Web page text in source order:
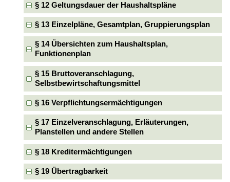
§ 12 Geltungsdauer der Haushaltspläne
§ 13 Einzelpläne, Gesamtplan, Gruppierungsplan
§ 14 Übersichten zum Haushaltsplan,
Funktionenplan
§ 15 Bruttoveranschlagung,
Selbstbewirtschaftungsmittel
§ 16 Verpflichtungsermächtigungen
§ 17 Einzelveranschlagung, Erläuterungen,
Planstellen und andere Stellen
§ 18 Kreditermächtigungen
§ 19 Übertragbarkeit